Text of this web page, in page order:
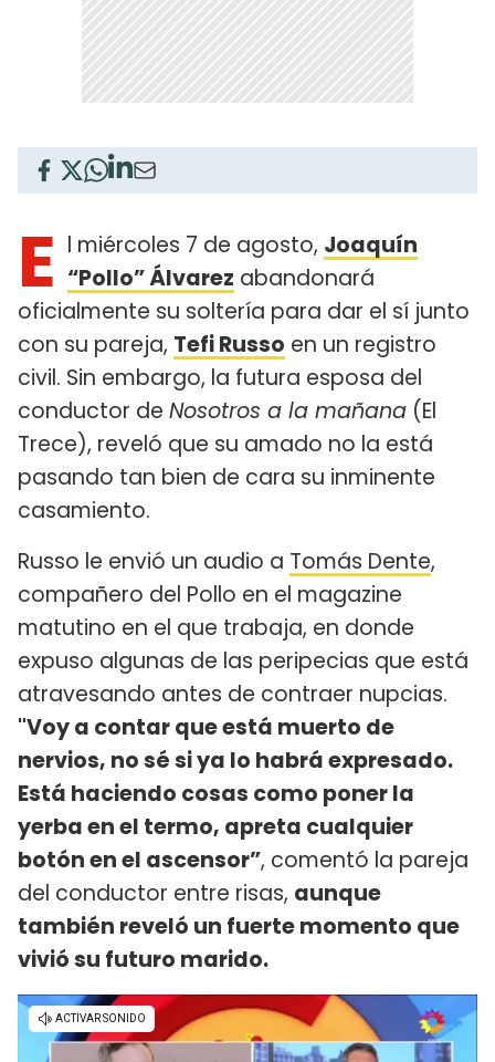
E l miércoles 7 de agosto, Joaquín
“Pollo” Álvarez abandonará
oficialmente su soltería para dar el sí junto
con su pareja, Tefi Russo en un registro
civil. Sin embargo, la futura esposa del
conductor de Nosotros a la mañana (El
Trece), reveló que su amado no la está
pasando tan bien de cara su inminente
casamiento.
Russo le envió un audio a Tomás Dente,
compañero del Pollo en el magazine
matutino en el que trabaja, en donde
expuso algunas de las peripecias que está
atravesando antes de contraer nupcias.
"Voy a contar que está muerto de
nervios, no sé si ya lo habrá expresado.
Está haciendo cosas como poner la
yerba en el termo, apreta cualquier
botón en el ascensor”, comentó la pareja
del conductor entre risas, aunque
también reveló un fuerte momento que
vivió su futuro marido.